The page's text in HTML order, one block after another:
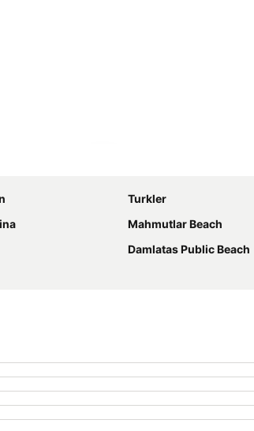
Turkler
Mahmutlar Beach
Damlatas Public Beach